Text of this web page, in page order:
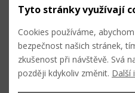
Délka ucha:41 cm
Techniky
balení dárků
Tyto stránky využívají
Cookies používáme,
bezpečnost našich stránek,
zkušenost při návštěvě. Svá
později kdykoliv změnit. Další